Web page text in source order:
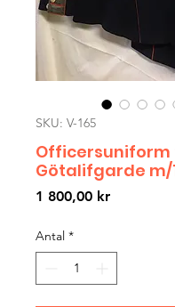
SKU: V-165
Officersuniform
Götalifgarde m/
1 800,00 krPris
Antal *